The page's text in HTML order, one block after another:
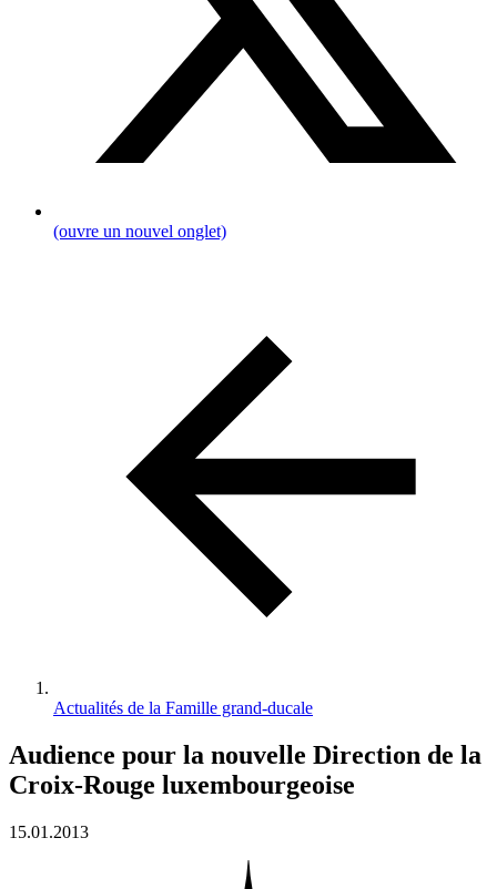
(ouvre un nouvel onglet)
Actualités de la Famille grand-ducale
Audience pour la nouvelle Direction de la
Croix-Rouge luxembourgeoise
15.01.2013